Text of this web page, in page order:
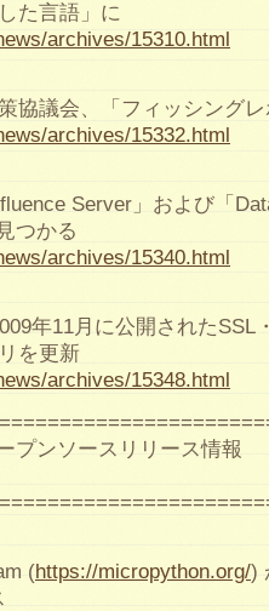
た言語」に
archives/15310.html
協議会、「フィッシング
archives/15332.html
Server」および「
つかる
archives/15340.html
年11月に公開されたSSL
を更新
archives/15348.html
ープンソースリリース
(https://micropython.org/)